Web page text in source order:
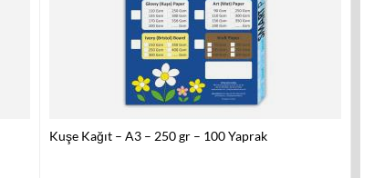
Kuşe Kağıt – A3 – 250 gr – 100 Yaprak